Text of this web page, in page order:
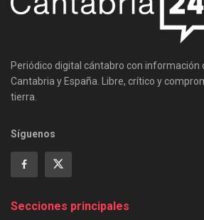
Periódico digital cántabro con información
Cantabria y España. Libre, crítico y
tierra.
Síguenos
Secciones principales